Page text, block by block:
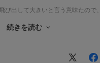
び出して大きいと言う意味たの
続きを読む